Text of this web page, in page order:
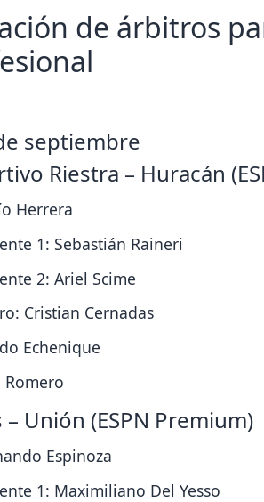
de árbitros
septiembre
Riestra – Huracán
Herrera
1: Sebastián Raineri
2: Ariel Scime
Cristian Cernadas
Echenique
Romero
Unión (ESPN Premium)
Espinoza
1: Maximiliano Del Yesso